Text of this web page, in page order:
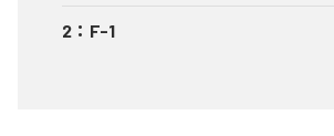
2 ： F-1